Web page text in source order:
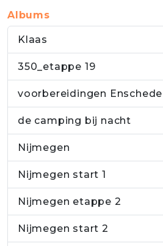
Albums
Klaas
350_etappe 19
voorbereidingen Enschede
de camping bij nacht
Nijmegen
Nijmegen start 1
Nijmegen etappe 2
Nijmegen start 2